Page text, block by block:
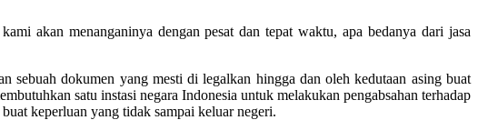
akan menanganinya dengan pesat dan tepat waktu, apa bedanya dari jasa
sebuah dokumen yang mesti di legalkan hingga dan oleh kedutaan asing buat
satu instasi negara Indonesia untuk melakukan pengabsahan terhadap
keperluan yang tidak sampai keluar negeri.